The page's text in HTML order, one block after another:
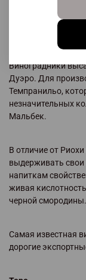
Рибера-дель-Дуэро
Производит
уступающие
Виноградники
Дуэро. Для
Темпранильо,
незначительных
Мальбек.
В отличие от
выдерживать свои
напиткам
живая
черной смородины.
Самая известная
дорогие